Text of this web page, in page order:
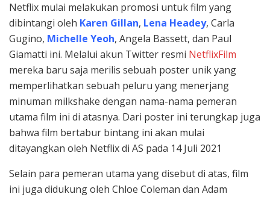
Netflix mulai melakukan promosi untuk film yang
dibintangi oleh Karen Gillan, Lena Headey, Carla
Gugino, Michelle Yeoh, Angela Bassett, dan Paul
Giamatti ini. Melalui akun Twitter resmi NetflixFilm
mereka baru saja merilis sebuah poster unik yang
memperlihatkan sebuah peluru yang menerjang
minuman milkshake dengan nama-nama pemeran
utama film ini di atasnya. Dari poster ini terungkap juga
bahwa film bertabur bintang ini akan mulai
ditayangkan oleh Netflix di AS pada 14 Juli 2021
Selain para pemeran utama yang disebut di atas, film
ini juga didukung oleh Chloe Coleman dan Adam